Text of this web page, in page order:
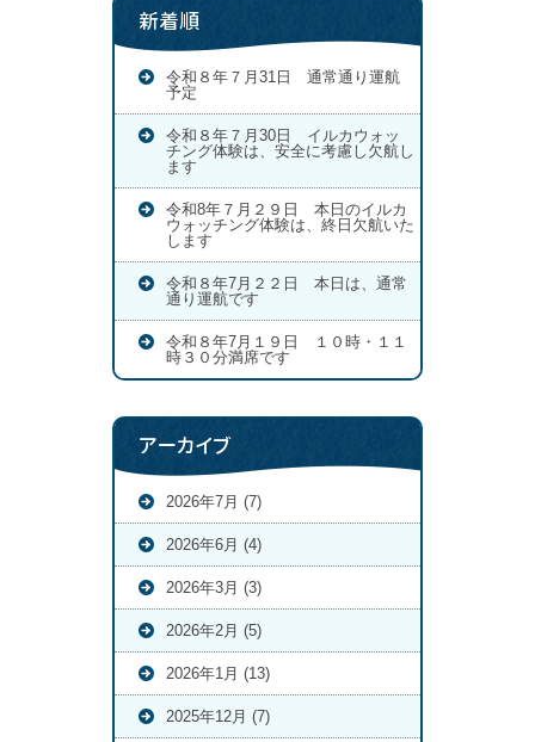
新着順
令和８年７月31日 通常通り運航
予定
令和８年７月30日 イルカウォッ
チング体験は、安全に考慮し欠航し
ます
令和8年７月２９日 本日のイルカ
ウォッチング体験は、終日欠航いた
します
令和８年7月２２日 本日は、通常
通り運航です
令和８年7月１９日 １０時・１１
時３０分満席です
アーカイブ
2026年7月 (7)
2026年6月 (4)
2026年3月 (3)
2026年2月 (5)
2026年1月 (13)
2025年12月 (7)